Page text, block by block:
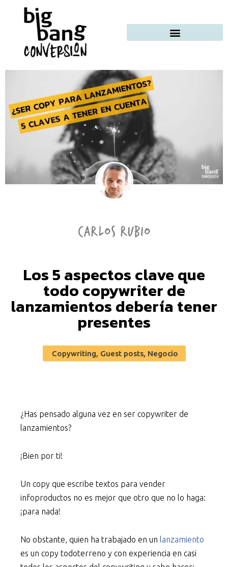
CARLOS RUBIO
Los 5 aspectos clave que
todo copywriter de
lanzamientos debería tener
presentes
Copywriting, Guest posts, Negocio
¿Has pensado alguna vez en ser copywriter de
lanzamientos?
¡Bien por ti!
Un copy que escribe textos para vender
infoproductos no es mejor que otro que no lo haga:
¡para nada!
No obstante, quien ha trabajado en un lanzamiento
es un copy todoterreno y con experiencia en casi